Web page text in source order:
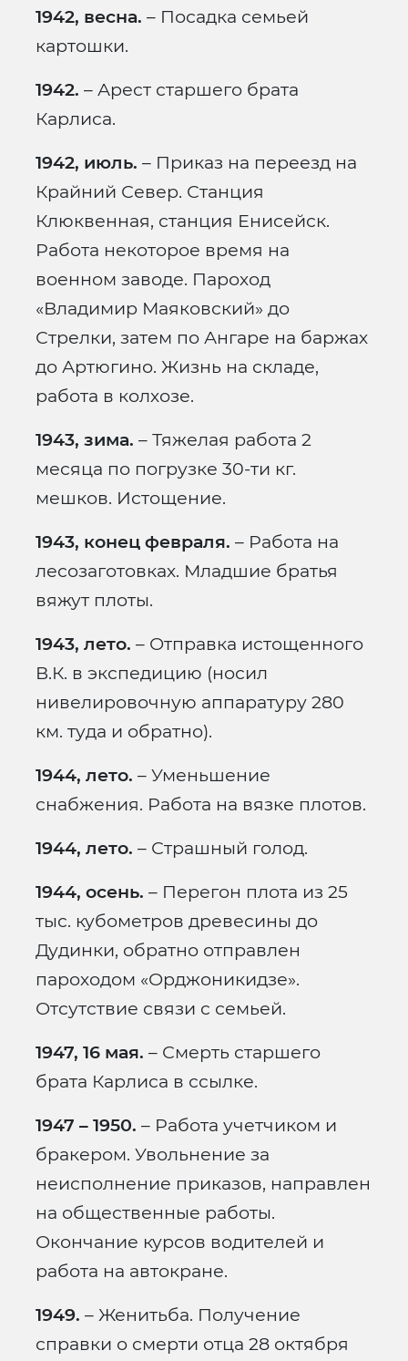
1942, весна. – Посадка семьей
картошки.
1942. – Арест старшего брата
Карлиса.
1942, июль. – Приказ на переезд на
Крайний Север. Станция
Клюквенная, станция Енисейск.
Работа некоторое время на
военном заводе. Пароход
«Владимир Маяковский» до
Стрелки, затем по Ангаре на баржах
до Артюгино. Жизнь на складе,
работа в колхозе.
1943, зима. – Тяжелая работа 2
месяца по погрузке 30-ти кг.
мешков. Истощение.
1943, конец февраля. – Работа на
лесозаготовках. Младшие братья
вяжут плоты.
1943, лето. – Отправка истощенного
В.К. в экспедицию (носил
нивелировочную аппаратуру 280
км. туда и обратно).
1944, лето. – Уменьшение
снабжения. Работа на вязке плотов.
1944, лето. – Страшный голод.
1944, осень. – Перегон плота из 25
тыс. кубометров древесины до
Дудинки, обратно отправлен
пароходом «Орджоникидзе».
Отсутствие связи с семьей.
1947, 16 мая. – Смерть старшего
брата Карлиса в ссылке.
1947 – 1950. – Работа учетчиком и
бракером. Увольнение за
неисполнение приказов, направлен
на общественные работы.
Окончание курсов водителей и
работа на автокране.
1949. – Женитьба. Получение
справки о смерти отца 28 октября